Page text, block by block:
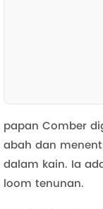
papan Comber
abah dan
dalam kain. Ia
loom tenunan.